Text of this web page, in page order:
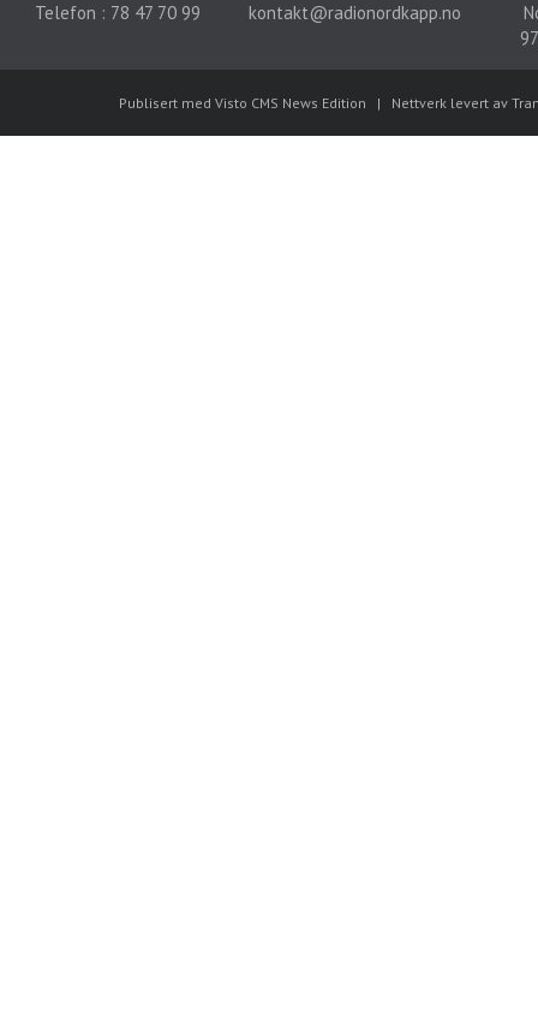
Telefon : 78 47 70 99 kontakt@radionordkapp.no
Publisert med Visto CMS News Edition | Nettverk levert av